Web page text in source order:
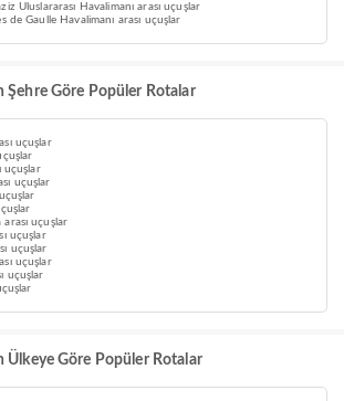
Uluslararası Havalimanı arası uçuşlar
de Gaulle Havalimanı arası uçuşlar
Şehre Göre Popüler Rotalar
uçuşlar
uçuşlar
uçuşlar
uçuşlar
uçuşlar
uçuşlar
uçuşlar
uçuşlar
Ülkeye Göre Popüler Rotalar